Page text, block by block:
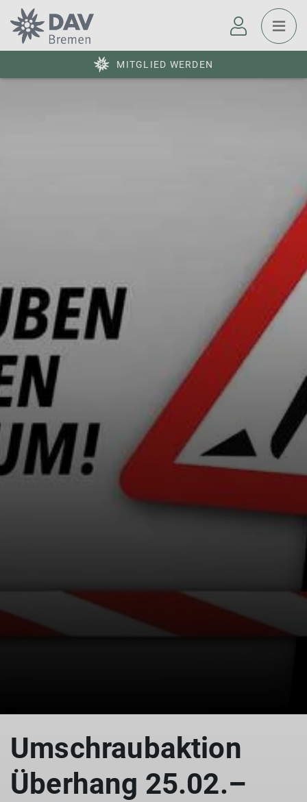
MITGLIED WERDEN
Umschraubaktion
Überhang 25.02.–